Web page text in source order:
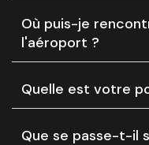
Où puis-je
l'aéroport ?
Quelle est votre
Que se passe-t-il